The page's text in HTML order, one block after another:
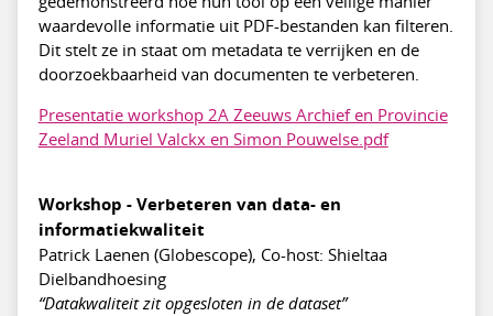
waardevolle informatie uit PDF-bestanden kan filteren.
Dit stelt ze in staat om metadata te verrijken en de
doorzoekbaarheid van documenten te verbeteren.
Presentatie workshop 2A Zeeuws Archief en Provincie
Zeeland Muriel Valckx en Simon Pouwelse.pdf
Workshop - Verbeteren van data- en
informatiekwaliteit
Patrick Laenen (Globescope), Co-host: Shieltaa
Dielbandhoesing
“Datakwaliteit zit opgesloten in de dataset”